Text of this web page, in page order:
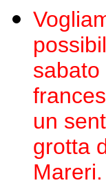
un
grotta
Mareri.